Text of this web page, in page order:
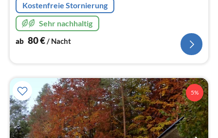
Kostenfreie Stornierung
Sehr nachhaltig
ab 80€/ Nacht
5%